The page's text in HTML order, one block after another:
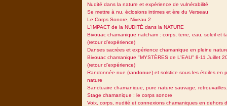
Nudité dans la nature et expérience de vulnérabilité
Se mettre à nu, éclosions intimes et ère du Verseau
Le Corps Sonore, Niveau 2
L'IMPACT de la NUDITÉ dans la NATURE
Bivouac chamanique natcham : corps, terre, eau, soleil et
(retour d'expérience)
Danses sacrées et expérience chamanique en pleine
Bivouac chamanique "MYSTÈRES de L'EAU" 8-11 Juillet
(retour d'expérience)
Randonnée nue (randonue) et solstice sous les étoiles en
nature
Sanctuaire chamanique, pure nature sauvage,
Stage chamanique : le corps sonore
Voix, corps, nudité et connexions chamaniques en dehors